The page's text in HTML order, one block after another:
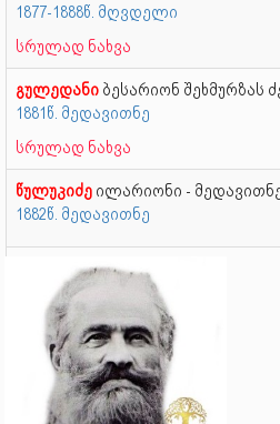
1877-1888წ. მღვდელი
სრულად ნახვა
გულედანი ბესარიონ შეხმურზას
1881წ. მედავითნე
სრულად ნახვა
წულუკიძე ილარიონი -
1882წ. მედავითნე